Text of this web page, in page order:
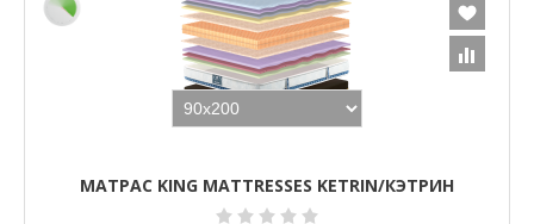
МАТРАС KING MATTRESSES KETRIN/КЭТРИН